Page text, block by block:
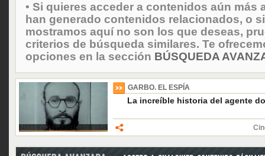
• Si quieres acceder a contenidos aún más
han generado contenidos relacionados, o
mostramos aquí no son los que deseas,
criterios de búsqueda similares. Te
opciones en la sección BÚSQUEDA
GARBO. EL ESPÍA
La increíble historia del agente